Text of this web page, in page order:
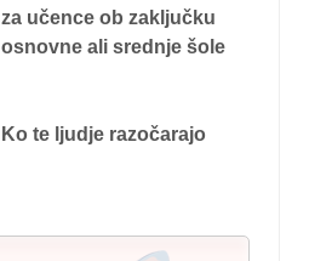
za učence ob zaključku
osnovne ali srednje šole
Ko te ljudje razočarajo